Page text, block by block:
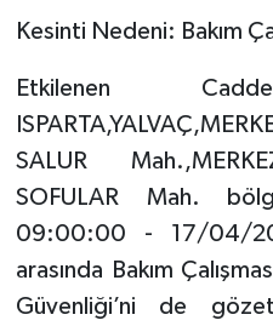
Kesinti Nedeni: Bakım
Etkilenen
SALUR
SOFULAR Mah.
09:00:00 - 17/04/
arasında Bakım
Güvenliği’ni de